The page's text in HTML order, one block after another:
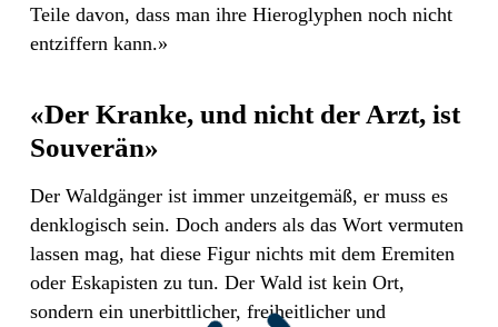
Teile davon, dass man ihre Hieroglyphen noch nicht
entziffern kann.»
«Der Kranke, und nicht der Arzt, ist
Souverän»
Der Waldgänger ist immer unzeitgemäß, er muss es
denklogisch sein. Doch anders als das Wort vermuten
lassen mag, hat diese Figur nichts mit dem Eremiten
oder Eskapisten zu tun. Der Wald ist kein Ort,
sondern ein unerbittlicher, freiheitlicher und